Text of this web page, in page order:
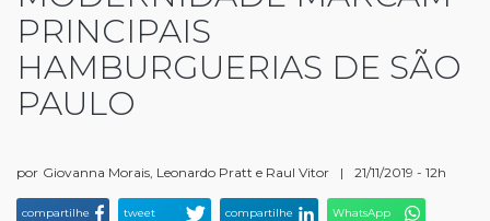
PRINCIPAIS
HAMBURGUERIAS DE SÃO
PAULO
por Giovanna Morais, Leonardo Pratt e Raul Vitor | 21/11/2019 - 12h
compartilhe tweet compartilhe WhatsApp